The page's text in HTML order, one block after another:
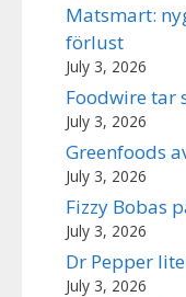
Matsmart:
förlust
July 3, 2026
Foodwire tar
July 3, 2026
Greenfoods
July 3, 2026
Fizzy Bobas
July 3, 2026
Dr Pepper
July 3, 2026